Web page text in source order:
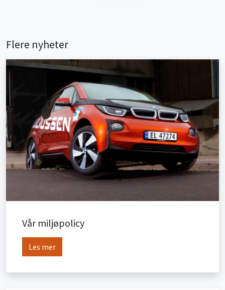
Flere nyheter
Vår miljøpolicy
Les mer